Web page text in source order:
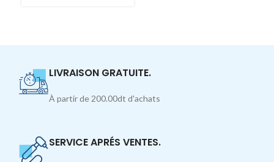
LIVRAISON GRATUITE.
À partir de 200.00dt d'achats
SERVICE APRÉS VENTES.